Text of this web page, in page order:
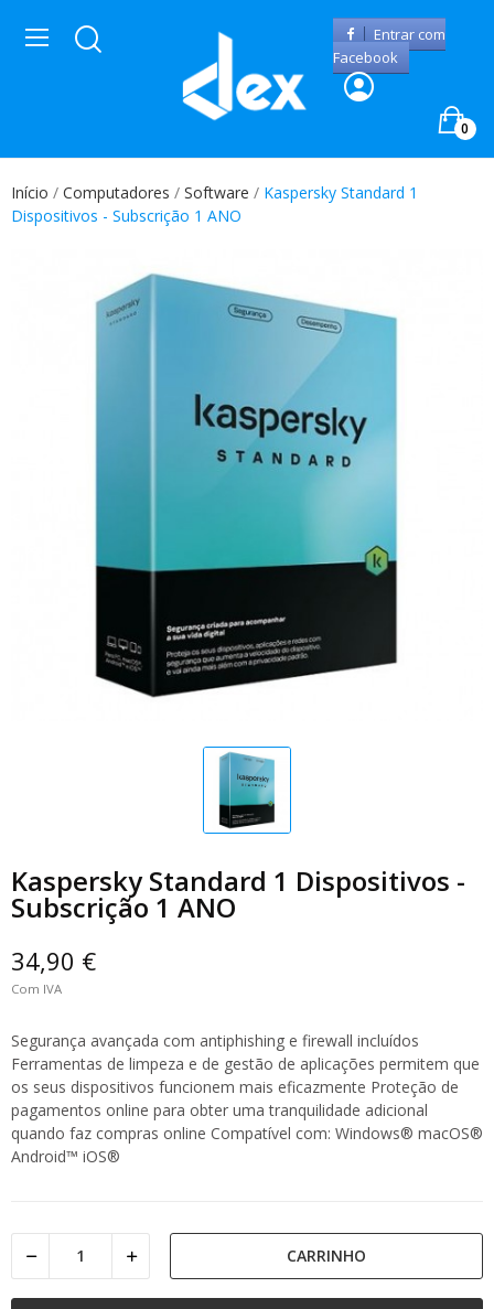
Entrar com
Facebook
0
Início Computadores Software
Kaspersky Standard 1
Dispositivos - Subscrição 1 ANO
Kaspersky Standard 1 Dispositivos -
Subscrição 1 ANO
34,90 €
Com IVA
Segurança avançada com antiphishing e firewall incluídos
Ferramentas de limpeza e de gestão de aplicações permitem que
os seus dispositivos funcionem mais eficazmente Proteção de
pagamentos online para obter uma tranquilidade adicional
quando faz compras online Compatível com: Windows® macOS®
Android™ iOS®
CARRINHO